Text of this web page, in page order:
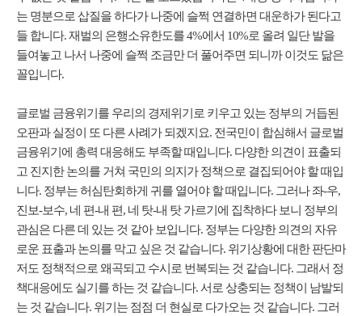
는 명분으로 삽질을 하다가 나중에 슬쩍 연결하면 대운하가 된다고
들 합니다. 재벌의 은행소유한도를 4%에서 10%로 올려 일단 발을
들여놓고 나서 나중에 슬쩍 조금만 더 풀어주면 되니까 이것도 닮은
꼴입니다.
글로벌 금융위기를 우리의 경제위기로 키우고 있는 정부의 거듭된
오판과 실정이 또 다른 사례가 되겠지요. 전국민이 합심해서 글로벌
금융위기에 총력 대응해도 부족할 때입니다. 다양한 의견이 표출되
고 진지한 논의를 거쳐 국민의 의지가 정책으로 결집되어야 할 때입
니다. 정부는 허심탄회하게 귀를 열어야 할 때입니다. 그러나 좌-우,
진보-보수, 네 편-내 편, 네 탓-내 탓 가르기에 집착하다 보니 정부의
관심은 다른 데 있는 것 같아 보입니다. 정부는 다양한 의견의 자유
로운 표출과 논의를 막고 싶은 것 같습니다. 위기상황에 대한 판단마
저도 정책적으로 왜곡되고 수시로 번복되는 것 같습니다. 그래서 정
책대응에도 실기를 하는 것 같습니다. 서로 상충되는 정책이 남발되
는 것 같습니다. 위기는 점점 더 현실로 다가오는 것 같습니다. 그러